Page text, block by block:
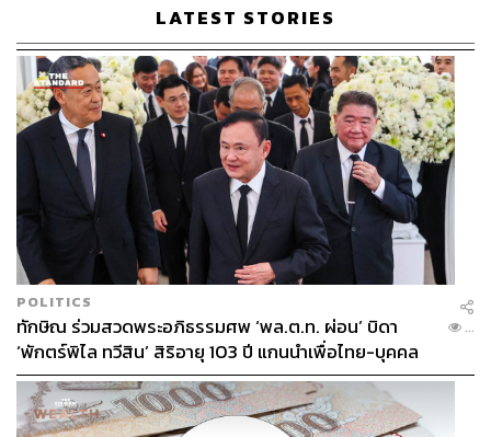
LATEST STORIES
POLITICS
ทักษิณ ร่วมสวดพระอภิธรรมศพ ‘พล.ต.ท. ผ่อน’ บิดา
‘พักตร์พิไล ทวีสิน’ สิริอายุ 103 ปี แกนนำเพื่อไทย-บุคคล
หลากวงการร่วมอาลัย
...